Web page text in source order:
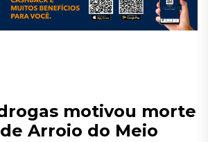
motivou morte
Arroio do Meio